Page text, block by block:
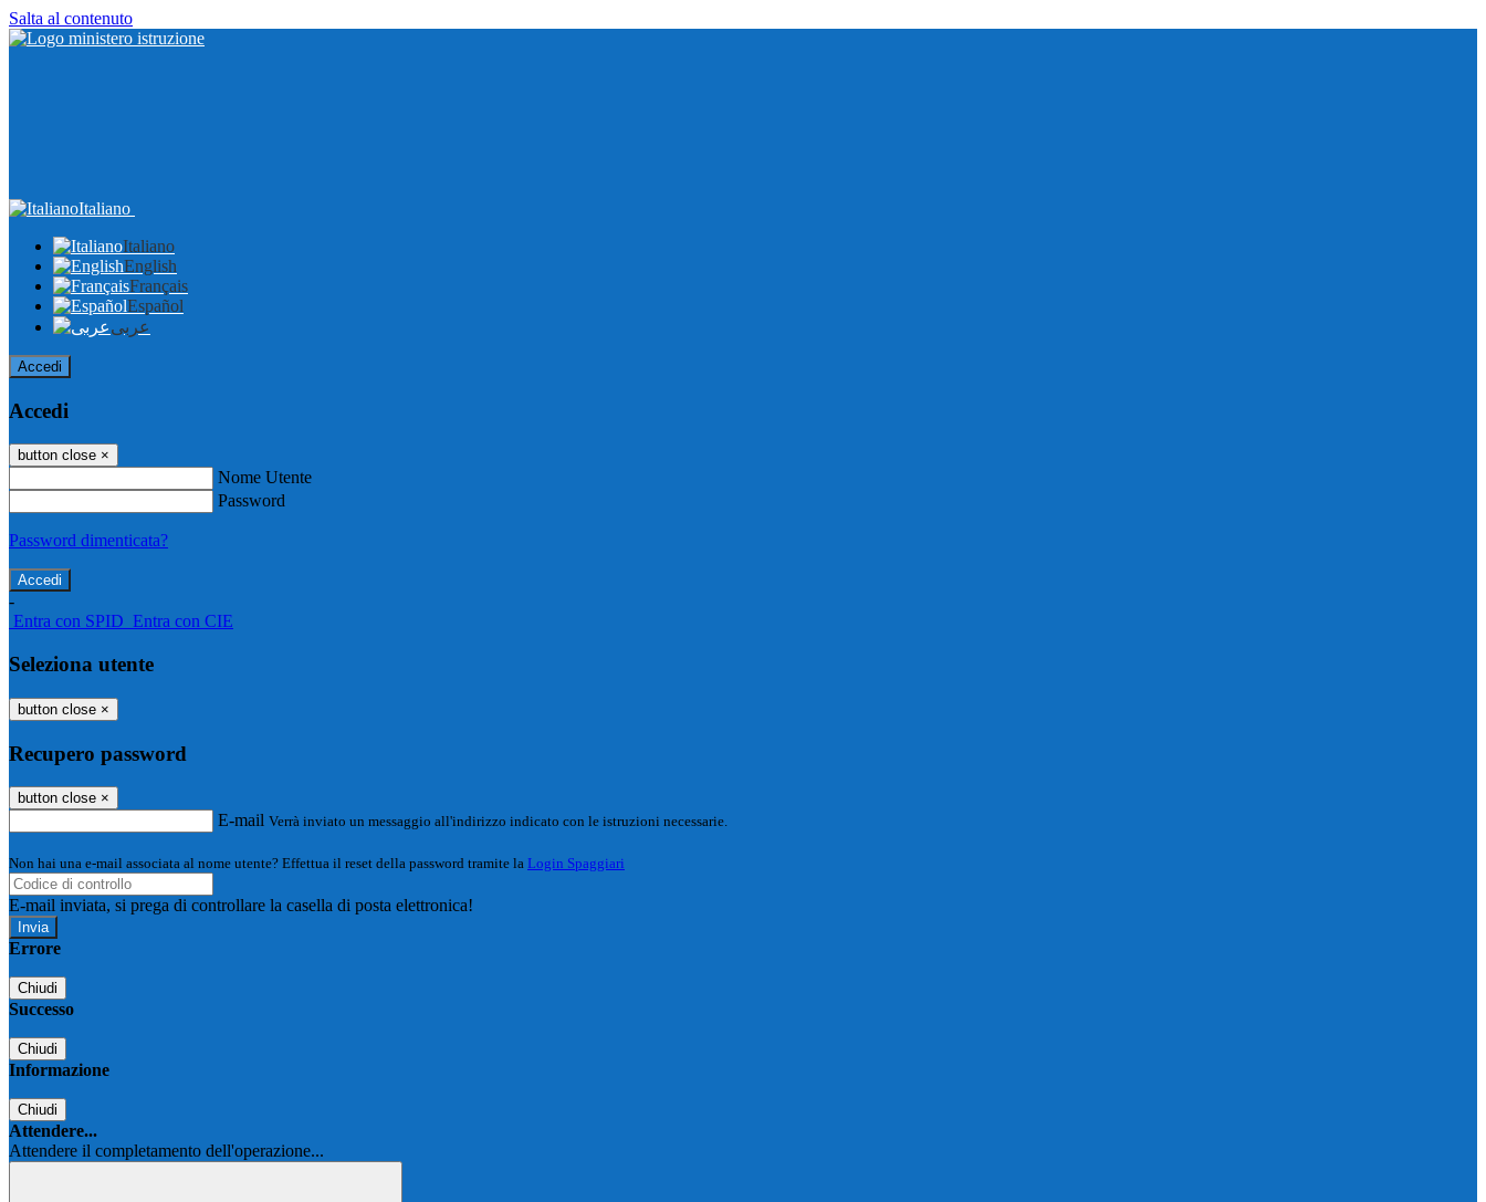
Salta al contenuto
Italiano
Italiano
English
Français
Español
عربى
Accedi
Accedi
button close ×
Nome Utente
Password
Password dimenticata?
-
Entra con SPID Entra con CIE
Seleziona utente
button close ×
Recupero password
button close ×
E-mail Verrà inviato un messaggio all'indirizzo indicato con le istruzioni necessarie.
Non hai una e-mail associata al nome utente? Effettua il reset della password tramite la Login Spaggiari
E-mail inviata, si prega di controllare la casella di posta elettronica!
Errore
Chiudi
Successo
Chiudi
Informazione
Chiudi
Attendere...
Attendere il completamento dell'operazione...